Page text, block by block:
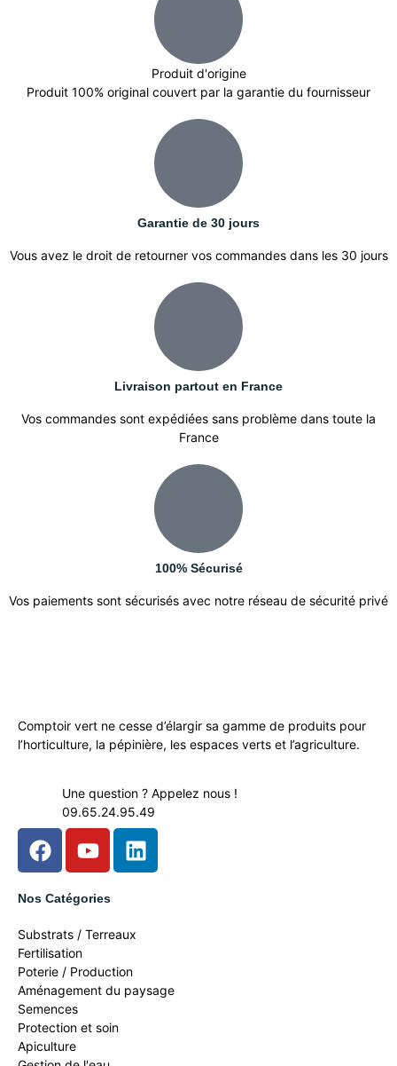
Produit d'origine
Produit 100% original couvert par la garantie du fournisseur
Garantie de 30 jours
Vous avez le droit de retourner vos commandes dans les 30 jours
Livraison partout en France
Vos commandes sont expédiées sans problème dans toute la
France
100% Sécurisé
Vos paiements sont sécurisés avec notre réseau de sécurité privé
Comptoir vert ne cesse d’élargir sa gamme de produits pour
l’horticulture, la pépinière, les espaces verts et l’agriculture.
Une question ? Appelez nous !
09.65.24.95.49
Nos Catégories
Substrats / Terreaux
Fertilisation
Poterie / Production
Aménagement du paysage
Semences
Protection et soin
Apiculture